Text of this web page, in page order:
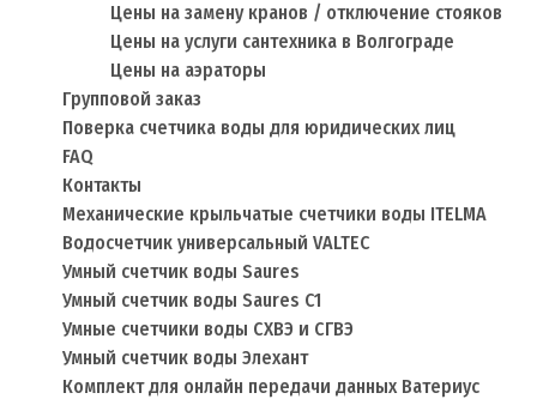
Цены на замену кранов / отключение стояков
Цены на услуги сантехника в Волгограде
Цены на аэраторы
Групповой заказ
Поверка счетчика воды для юридических лиц
FAQ
Контакты
Механические крыльчатые счетчики воды ITELMA
Водосчетчик универсальный VALTEC
Умный счетчик воды Saures
Умный счетчик воды Saures C1
Умные счетчики воды СХВЭ и СГВЭ
Умный счетчик воды Элехант
Комплект для онлайн передачи данных Ватериус